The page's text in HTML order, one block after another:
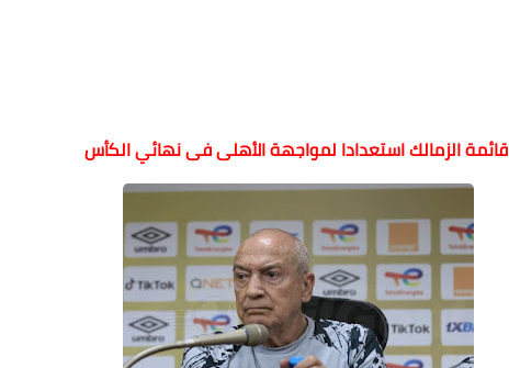
قائمة الزمالك استعدادا لمواجهة الأهلى فى نهائي الكأس